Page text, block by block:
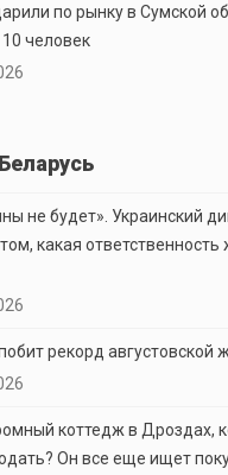
по рынку в Сумской
человек
не будет». Украинский
какая ответственность
рекорд августовской
коттедж в Дроздах,
Он все еще ищет